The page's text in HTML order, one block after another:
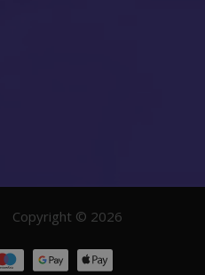
Copyright © 2026